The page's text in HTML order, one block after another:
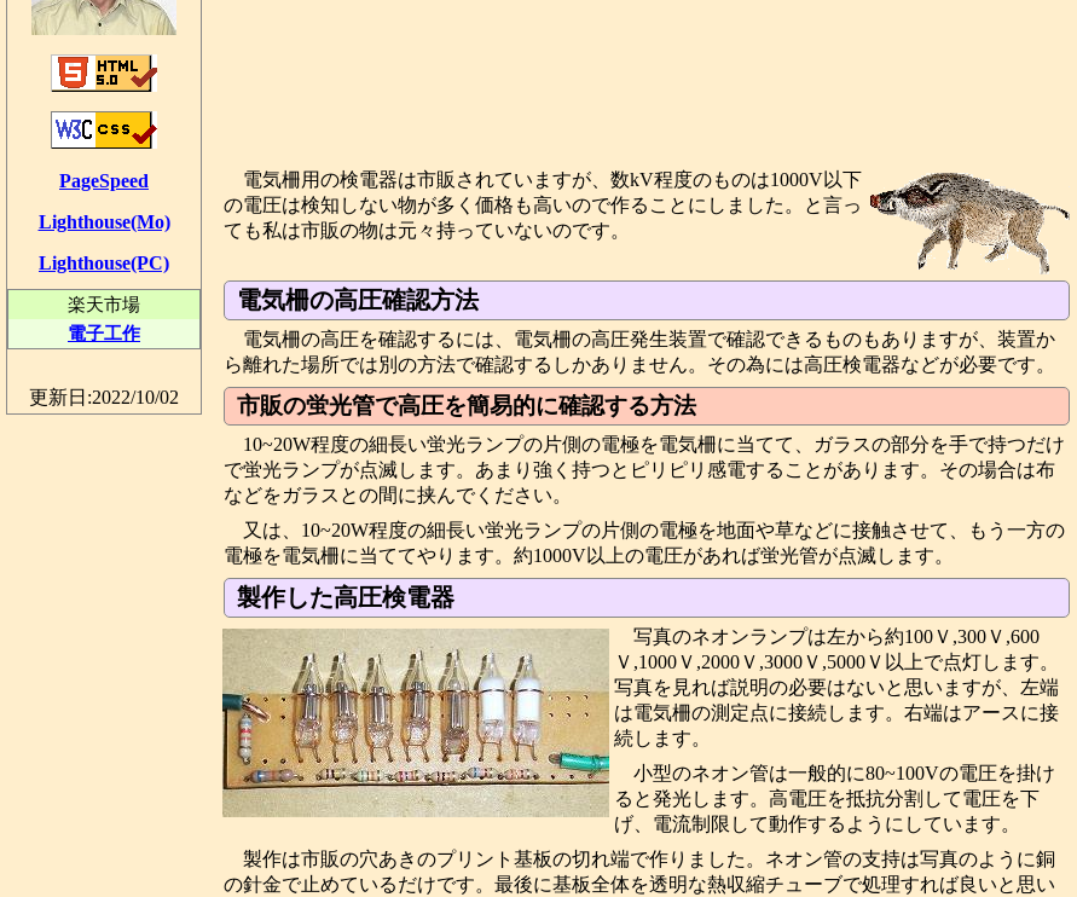
電気柵用の検電器は市販されていますが、数kV程度のものは1000V以下
の電圧は検知しない物が多く価格も高いので作ることにしました。と言っ
ても私は市販の物は元々持っていないのです。
電気柵の高圧確認方法
電気柵の高圧を確認するには、電気柵の高圧発生装置で確認できるものもありますが、装置か
ら離れた場所では別の方法で確認するしかありません。その為には高圧検電器などが必要です。
市販の蛍光管で高圧を簡易的に確認する方法
10~20W程度の細長い蛍光ランプの片側の電極を電気柵に当てて、ガラスの部分を手で持つだけ
で蛍光ランプが点滅します。あまり強く持つとピリピリ感電することがあります。その場合は布
などをガラスとの間に挟んでください。
又は、10~20W程度の細長い蛍光ランプの片側の電極を地面や草などに接触させて、もう一方の
電極を電気柵に当ててやります。約1000V以上の電圧があれば蛍光管が点滅します。
製作した高圧検電器
写真のネオンランプは左から約100Ｖ,300Ｖ,600
Ｖ,1000Ｖ,2000Ｖ,3000Ｖ,5000Ｖ以上で点灯します。
写真を見れば説明の必要はないと思いますが、左端
は電気柵の測定点に接続します。右端はアースに接
続します。
小型のネオン管は一般的に80~100Vの電圧を掛け
ると発光します。高電圧を抵抗分割して電圧を下
げ、電流制限して動作するようにしています。
製作は市販の穴あきのプリント基板の切れ端で作りました。ネオン管の支持は写真のように銅
の針金で止めているだけです。最後に基板全体を透明な熱収縮チューブで処理すれば良いと思い
PageSpeed
Lighthouse(Mo)
Lighthouse(PC)
楽天市場
電子工作
更新日:2022/10/02